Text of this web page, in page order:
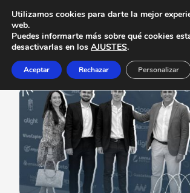
Utilizamos cookies para darte la mejor
web.
Puedes informarte más sobre qué cookies
desactivarlas en los AJUSTES.
Aceptar Rechazar Personalizar